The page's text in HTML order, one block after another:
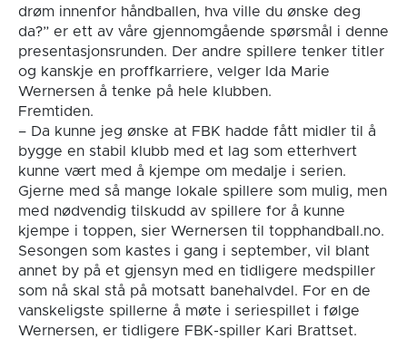
drøm innenfor håndballen, hva ville du ønske deg
da?” er ett av våre gjennomgående spørsmål i denne
presentasjonsrunden. Der andre spillere tenker titler
og kanskje en proffkarriere, velger Ida Marie
Wernersen å tenke på hele klubben.
Fremtiden.
– Da kunne jeg ønske at FBK hadde fått midler til å
bygge en stabil klubb med et lag som etterhvert
kunne vært med å kjempe om medalje i serien.
Gjerne med så mange lokale spillere som mulig, men
med nødvendig tilskudd av spillere for å kunne
kjempe i toppen, sier Wernersen til topphandball.no.
Sesongen som kastes i gang i september, vil blant
annet by på et gjensyn med en tidligere medspiller
som nå skal stå på motsatt banehalvdel. For en de
vanskeligste spillerne å møte i seriespillet i følge
Wernersen, er tidligere FBK-spiller Kari Brattset.